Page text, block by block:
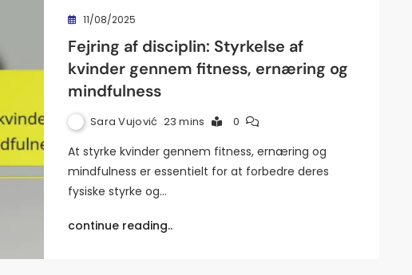
11/08/2025
Fejring af disciplin: Styrkelse af
kvinder gennem fitness, ernæring og
mindfulness
Sara Vujović 23 mins 0
At styrke kvinder gennem fitness, ernæring og
mindfulness er essentielt for at forbedre deres
fysiske styrke og…
continue reading..